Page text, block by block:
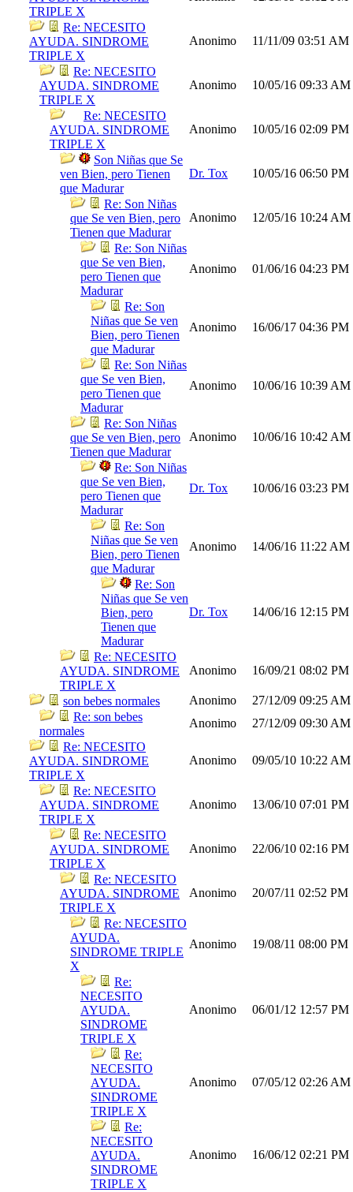
TRIPLE X
Re: NECESITO
AYUDA. SINDROME
TRIPLE X
Anonimo 11/11/09 03:51 AM
Re: NECESITO
AYUDA. SINDROME
TRIPLE X
Anonimo 10/05/16 09:33 AM
Re: NECESITO
AYUDA. SINDROME
TRIPLE X
Anonimo 10/05/16 02:09 PM
Son Niñas que Se
ven Bien, pero Tienen
que Madurar
Dr. Tox 10/05/16 06:50 PM
Re: Son Niñas
que Se ven Bien, pero
Tienen que Madurar
Anonimo 12/05/16 10:24 AM
Re: Son Niñas
que Se ven Bien,
pero Tienen que
Madurar
Anonimo 01/06/16 04:23 PM
Re: Son
Niñas que Se ven
Bien, pero Tienen
que Madurar
Anonimo 16/06/17 04:36 PM
Re: Son Niñas
que Se ven Bien,
pero Tienen que
Madurar
Anonimo 10/06/16 10:39 AM
Re: Son Niñas
que Se ven Bien, pero
Tienen que Madurar
Anonimo 10/06/16 10:42 AM
Re: Son Niñas
que Se ven Bien,
pero Tienen que
Madurar
Dr. Tox 10/06/16 03:23 PM
Re: Son
Niñas que Se ven
Bien, pero Tienen
que Madurar
Anonimo 14/06/16 11:22 AM
Re: Son
Niñas que Se ven
Bien, pero
Tienen que
Madurar
Dr. Tox 14/06/16 12:15 PM
Re: NECESITO
AYUDA. SINDROME
TRIPLE X
Anonimo 16/09/21 08:02 PM
son bebes normales Anonimo 27/12/09 09:25 AM
Re: son bebes
normales
Anonimo 27/12/09 09:30 AM
Re: NECESITO
AYUDA. SINDROME
TRIPLE X
Anonimo 09/05/10 10:22 AM
Re: NECESITO
AYUDA. SINDROME
TRIPLE X
Anonimo 13/06/10 07:01 PM
Re: NECESITO
AYUDA. SINDROME
TRIPLE X
Anonimo 22/06/10 02:16 PM
Re: NECESITO
AYUDA. SINDROME
TRIPLE X
Anonimo 20/07/11 02:52 PM
Re: NECESITO
AYUDA.
SINDROME TRIPLE
X
Anonimo 19/08/11 08:00 PM
Re:
NECESITO
AYUDA.
SINDROME
TRIPLE X
Anonimo 06/01/12 12:57 PM
Re:
NECESITO
AYUDA.
SINDROME
TRIPLE X
Anonimo 07/05/12 02:26 AM
Re:
NECESITO
AYUDA.
SINDROME
TRIPLE X
Anonimo 16/06/12 02:21 PM